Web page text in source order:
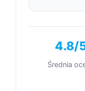
4.8/
Średnia